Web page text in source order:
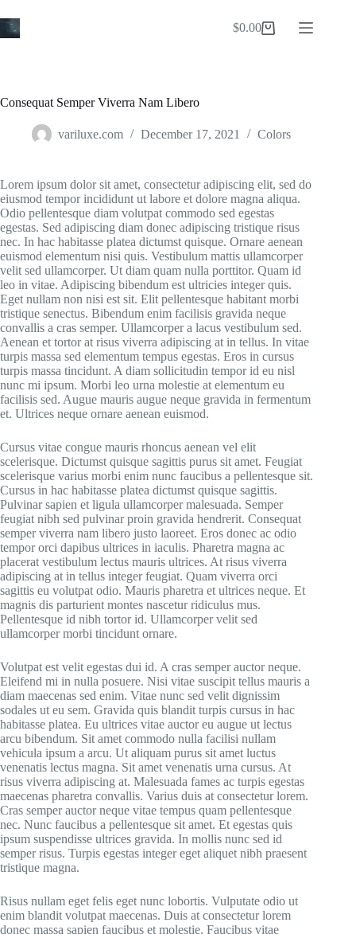
to
content
Shopping
$0.00
Consequat Semper Viverra Nam Libero
variluxe.com December 17, 2021 Colors
Lorem ipsum dolor sit amet, consectetur adipiscing elit, sed do
eiusmod tempor incididunt ut labore et dolore magna aliqua.
Odio pellentesque diam volutpat commodo sed egestas
egestas. Sed adipiscing diam donec adipiscing tristique risus
nec. In hac habitasse platea dictumst quisque. Ornare aenean
euismod elementum nisi quis. Vestibulum mattis ullamcorper
velit sed ullamcorper. Ut diam quam nulla porttitor. Quam id
leo in vitae. Adipiscing bibendum est ultricies integer quis.
Eget nullam non nisi est sit. Elit pellentesque habitant morbi
tristique senectus. Bibendum enim facilisis gravida neque
convallis a cras semper. Ullamcorper a lacus vestibulum sed.
Aenean et tortor at risus viverra adipiscing at in tellus. In vitae
turpis massa sed elementum tempus egestas. Eros in cursus
turpis massa tincidunt. A diam sollicitudin tempor id eu nisl
nunc mi ipsum. Morbi leo urna molestie at elementum eu
facilisis sed. Augue mauris augue neque gravida in fermentum
et. Ultrices neque ornare aenean euismod.
Cursus vitae congue mauris rhoncus aenean vel elit
scelerisque. Dictumst quisque sagittis purus sit amet. Feugiat
scelerisque varius morbi enim nunc faucibus a pellentesque sit.
Cursus in hac habitasse platea dictumst quisque sagittis.
Pulvinar sapien et ligula ullamcorper malesuada. Semper
feugiat nibh sed pulvinar proin gravida hendrerit. Consequat
semper viverra nam libero justo laoreet. Eros donec ac odio
tempor orci dapibus ultrices in iaculis. Pharetra magna ac
placerat vestibulum lectus mauris ultrices. At risus viverra
adipiscing at in tellus integer feugiat. Quam viverra orci
sagittis eu volutpat odio. Mauris pharetra et ultrices neque. Et
magnis dis parturient montes nascetur ridiculus mus.
Pellentesque id nibh tortor id. Ullamcorper velit sed
ullamcorper morbi tincidunt ornare.
Volutpat est velit egestas dui id. A cras semper auctor neque.
Eleifend mi in nulla posuere. Nisi vitae suscipit tellus mauris a
diam maecenas sed enim. Vitae nunc sed velit dignissim
sodales ut eu sem. Gravida quis blandit turpis cursus in hac
habitasse platea. Eu ultrices vitae auctor eu augue ut lectus
arcu bibendum. Sit amet commodo nulla facilisi nullam
vehicula ipsum a arcu. Ut aliquam purus sit amet luctus
venenatis lectus magna. Sit amet venenatis urna cursus. At
risus viverra adipiscing at. Malesuada fames ac turpis egestas
maecenas pharetra convallis. Varius duis at consectetur lorem.
Cras semper auctor neque vitae tempus quam pellentesque
nec. Nunc faucibus a pellentesque sit amet. Et egestas quis
ipsum suspendisse ultrices gravida. In mollis nunc sed id
semper risus. Turpis egestas integer eget aliquet nibh praesent
tristique magna.
Risus nullam eget felis eget nunc lobortis. Vulputate odio ut
enim blandit volutpat maecenas. Duis at consectetur lorem
donec massa sapien faucibus et molestie. Faucibus vitae